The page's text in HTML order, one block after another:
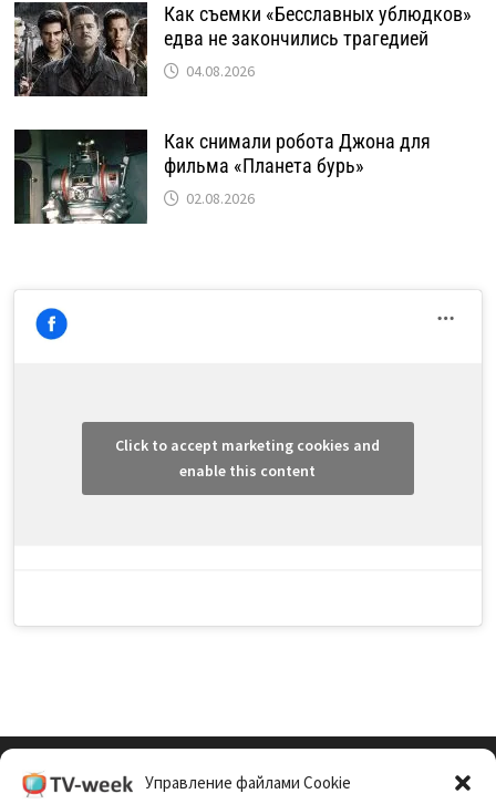
Управление файлами Cookie
Как съемки «Бесславных ублюдков»
едва не закончились трагедией
04.08.2026
Как снимали робота Джона для
фильма «Планета бурь»
02.08.2026
Click to accept marketing cookies and
enable this content